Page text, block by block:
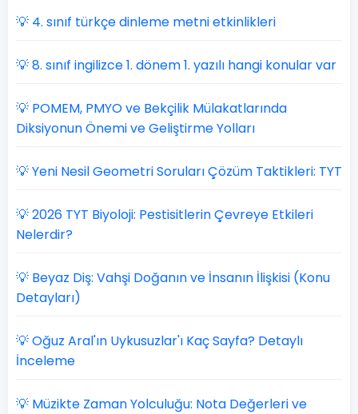
💡 4. sınıf türkçe dinleme metni etkinlikleri
💡 8. sınıf ingilizce 1. dönem 1. yazılı hangi konular var
💡 POMEM, PMYO ve Bekçilik Mülakatlarında
Diksiyonun Önemi ve Geliştirme Yolları
💡 Yeni Nesil Geometri Soruları Çözüm Taktikleri: TYT
💡 2026 TYT Biyoloji: Pestisitlerin Çevreye Etkileri
Nelerdir?
💡 Beyaz Diş: Vahşi Doğanın ve İnsanın İlişkisi (Konu
Detayları)
💡 Oğuz Aral'ın Uykusuzlar'ı Kaç Sayfa? Detaylı
İnceleme
💡 Müzikte Zaman Yolculuğu: Nota Değerleri ve